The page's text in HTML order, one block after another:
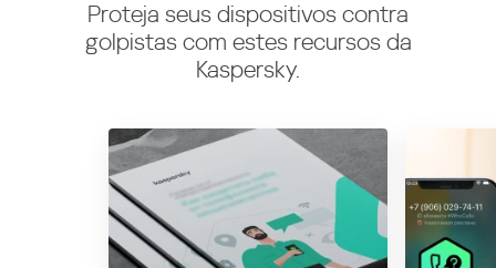
Proteja seus dispositivos contra
golpistas com estes recursos da
Kaspersky.